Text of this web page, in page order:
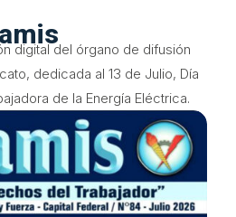
digital del órgano de difusión
dedicada al 13 de Julio, Día
de la Energía Eléctrica.